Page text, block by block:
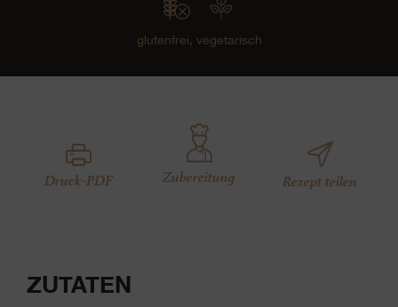
glutenfrei, vegetarisch
Druck-PDF Zubereitung Rezept teilen
ZUTATEN